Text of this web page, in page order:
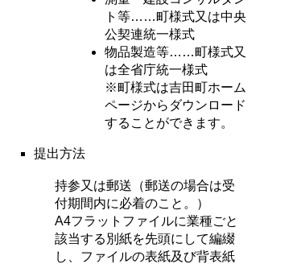
ト等……町様式又は中央
公契連統一様式
物品製造等……町様式又
は全省庁統一様式
※町様式は吉田町ホーム
ページからダウンロード
することができます。
提出方法
持参又は郵送（郵送の場合は受
付期間内に必着のこと。）
A4フラットファイルに業種ごと
該当する別紙を先頭にして編綴
し、ファイルの表紙及び背表紙